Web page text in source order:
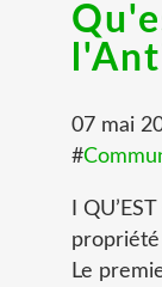
07 mai
#
I
Le